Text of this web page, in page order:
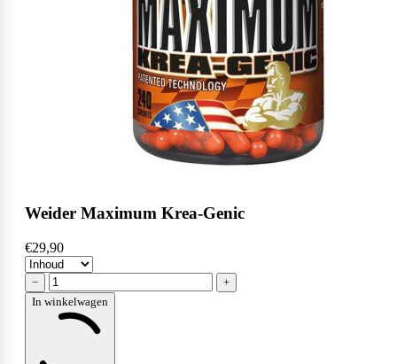
Weider Maximum Krea-Genic
€29,90
−
+
In winkelwagen